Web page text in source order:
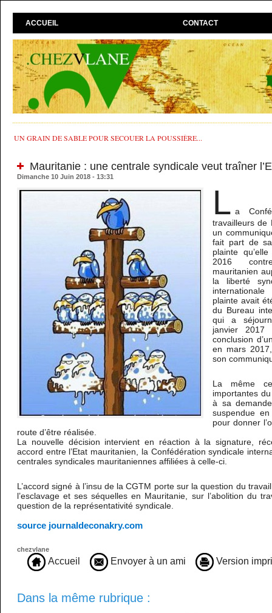
ACCUEIL CONTACT
UN GRAIN DE SABLE POUR SECOUER LA POUSSIÈRE...
Mauritanie : une centrale syndicale veut traîner
Dimanche 10 Juin 2018 - 13:31
L a
travailleurs de
un
fait part de
plainte
2016
mauritanien
la liberté
plainte avait
du Bureau
qui a
janvier
conclusion
en mars
son
La même
importantes
à sa
suspendue
pour donner
route d’être réalisée.
La nouvelle décision intervient en réaction à la signature,
accord entre l’Etat mauritanien, la Confédération syndicale
centrales syndicales mauritaniennes affiliées à celle-ci.
L’accord signé à l’insu de la CGTM porte sur la question du
l’esclavage et ses séquelles en Mauritanie, sur l’abolition du
question de la représentativité syndicale.
source journaldeconakry.com
chezvlane
Accueil Envoyer à un ami Version
Dans la même rubrique :